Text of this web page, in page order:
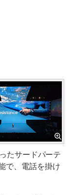
たサードパーテ
で、電話を掛け